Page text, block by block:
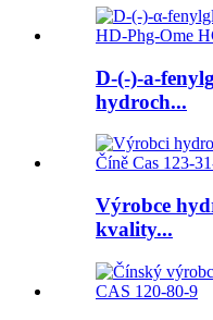
D-(-)-a-
hydroch...
Výrobce
kvality...